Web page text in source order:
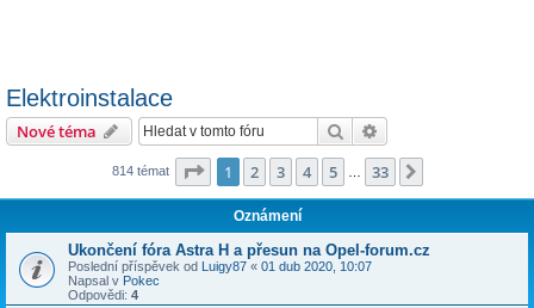
Elektroinstalace
Nové téma Hledat
814 témat Stránka z 33
1 2 3 4 5 33
Oznámení
Ukončení fóra Astra H a přesun na Opel-forum.cz
Poslední příspěvek od Luigy87 « 01 dub 2020, 10:07
Napsal v Pokec
Odpovědi: 4